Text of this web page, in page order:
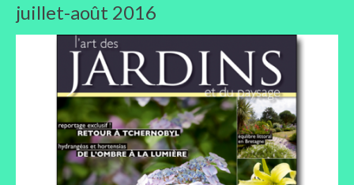
Dictons
Recettes
Entrées
Plats principaux
juillet-août 2016